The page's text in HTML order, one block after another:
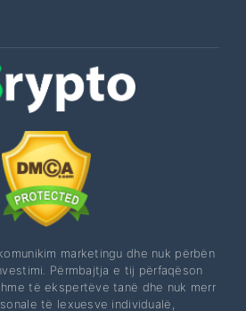
marketingu dhe nuk përbën
Përmbajtja e tij përfaqëson
të ekspertëve tanë dhe nuk merr
të lexuesve individualë,